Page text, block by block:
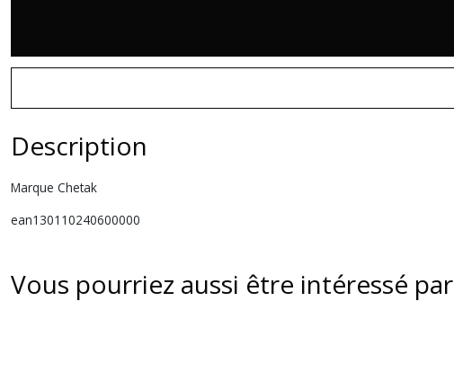
Description
Marque Chetak
ean130110240600000
Vous pourriez aussi être intéressé par